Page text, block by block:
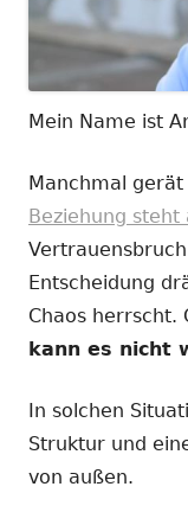
Mein Name ist
Manchmal gerät
Beziehung steht
Entscheidung
Chaos herrscht.
kann es nicht
In solchen
Struktur und
von außen.